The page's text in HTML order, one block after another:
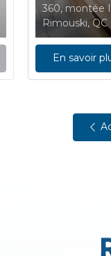
360, montée
Rimouski, QC
En savoir